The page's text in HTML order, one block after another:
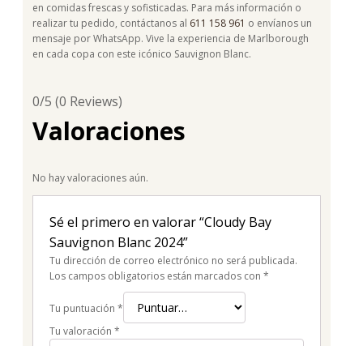
en comidas frescas y sofisticadas. Para más información o
realizar tu pedido, contáctanos al 611 158 961 o envíanos un
mensaje por WhatsApp. Vive la experiencia de Marlborough
en cada copa con este icónico Sauvignon Blanc.
0/5 (0 Reviews)
Valoraciones
No hay valoraciones aún.
Sé el primero en valorar “Cloudy Bay
Sauvignon Blanc 2024”
Tu dirección de correo electrónico no será publicada.
Los campos obligatorios están marcados con *
Tu puntuación *
Tu valoración *